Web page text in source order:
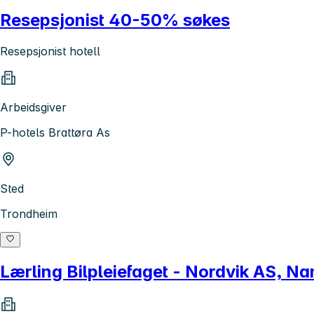
Resepsjonist 40-50% søkes
Resepsjonist hotell
Arbeidsgiver
P-hotels Brattøra As
Sted
Trondheim
Lærling Bilpleiefaget - Nordvik AS,